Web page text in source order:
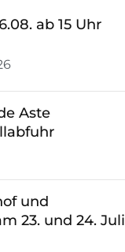
ab 15 Uhr
Äste
und
23. und 24. Juli